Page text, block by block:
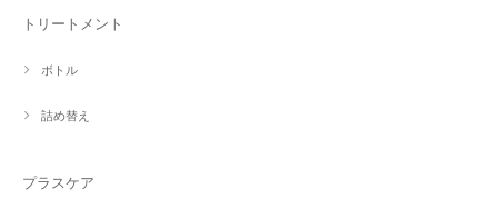
トリートメント
ボトル
詰め替え
プラスケア